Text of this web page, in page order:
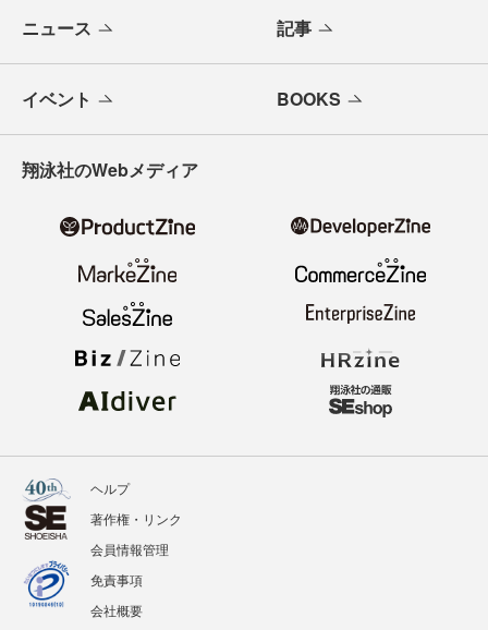
ニュース 記事
イベント BOOKS
翔泳社のWebメディア
ヘルプ
著作権・リンク
会員情報管理
免責事項
会社概要